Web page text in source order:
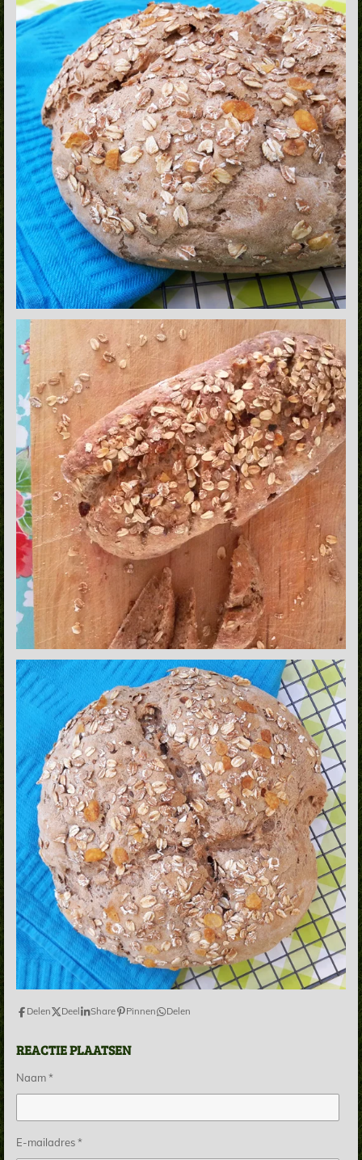
Delen Deel Share Pinnen Delen
REACTIE PLAATSEN
Naam *
E-mailadres *